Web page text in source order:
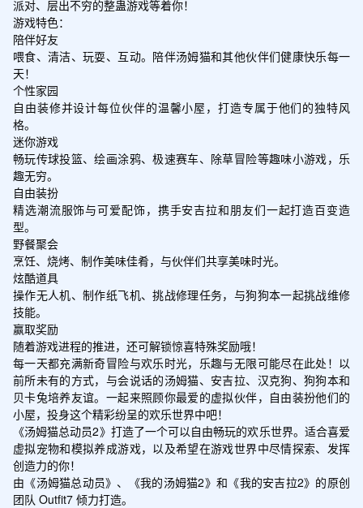
派对、层出不穷的整蛊游戏等着你！
游戏特色：
陪伴好友
喂食、清洁、玩耍、互动。陪伴汤姆猫和其他伙伴们健康快乐每一
天！
个性家园
自由装修并设计每位伙伴的温馨小屋，打造专属于他们的独特风
格。
迷你游戏
畅玩传球投篮、绘画涂鸦、极速赛车、除草冒险等趣味小游戏，乐
趣无穷。
自由装扮
精选潮流服饰与可爱配饰，携手安吉拉和朋友们一起打造百变造
型。
野餐聚会
烹饪、烧烤、制作美味佳肴，与伙伴们共享美味时光。
炫酷道具
操作无人机、制作纸飞机、挑战修理任务，与狗狗本一起挑战维修
技能。
赢取奖励
随着游戏进程的推进，还可解锁惊喜特殊奖励哦！
每一天都充满新奇冒险与欢乐时光，乐趣与无限可能尽在此处！以
前所未有的方式，与会说话的汤姆猫、安吉拉、汉克狗、狗狗本和
贝卡兔培养友谊。一起来照顾你最爱的虚拟伙伴，自由装扮他们的
小屋，投身这个精彩纷呈的欢乐世界中吧！
《汤姆猫总动员2》打造了一个可以自由畅玩的欢乐世界。适合喜爱
虚拟宠物和模拟养成游戏，以及希望在游戏世界中尽情探索、发挥
创造力的你！
由《汤姆猫总动员》、《我的汤姆猫2》和《我的安吉拉2》的原创
团队 Outfit7 倾力打造。